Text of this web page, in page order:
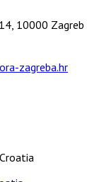
10000 Zagreb
zagreba.hr